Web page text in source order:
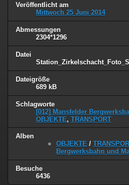
Veröffentlicht am
Mittwoch 25 Juni 2014
Abmessungen
2304*1296
Datei
Dateigröße
689 kB
Schlagworte
[012] Mansfelder
OBJEKTE, TRANSPORT
Alben
OBJEKTE /
Bergwerksbahn und
Besuche
6436